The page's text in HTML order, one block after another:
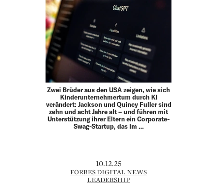
Zwei Brüder aus den USA zeigen, wie sich
Kinderunternehmertum durch KI
verändert: Jackson und Quincy Fuller sind
zehn und acht Jahre alt – und führen mit
Unterstützung ihrer Eltern ein Corporate-
Swag-Startup, das im …
10.12.25
FORBES DIGITAL NEWS
LEADERSHIP